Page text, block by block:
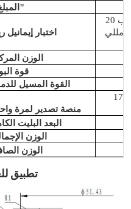
المبلغ/2"
اختبار إيمانيل
الأعلى<75 مللي أمبير، متوسط<مشروب 20
الأعلى<25 مللي أمبير، متوسط<8 مللي
الوزن
قوة
القوة المسيل
منصة تصدير لمرة
17 (صفوف) xl 8 (طبقات) x570 (قطعة/حقيبة) =
البعد البليت
الوزن
الوزن
تطبيق